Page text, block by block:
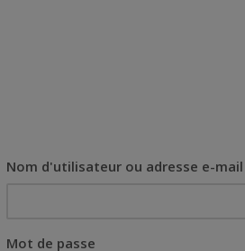
Nom d'utilisateur ou adresse e-mail
Mot de passe